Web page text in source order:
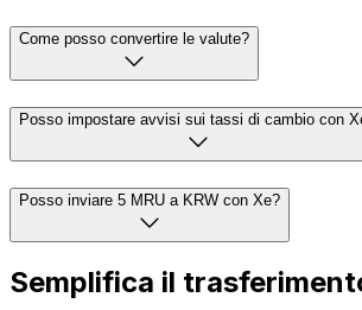
Come posso convertire le valute?
Posso impostare avvisi sui tassi di cambio con
Posso inviare 5 MRU a KRW con Xe?
Semplifica il